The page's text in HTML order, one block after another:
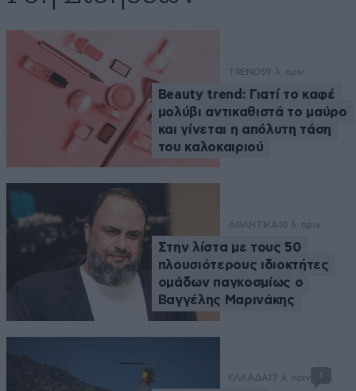
TRENDS9 λ. πριν
Beauty trend: Γιατί το καφέ
μολύβι αντικαθιστά το μαύρο
και γίνεται η απόλυτη τάση
του καλοκαιριού
ΑΘΛΗΤΙΚΑ 10 λ. πριν
Στην λίστα με τους 50
πλουσιότερους ιδιοκτήτες
ομάδων παγκοσμίως ο
Βαγγέλης Μαρινάκης
ΕΛΛΑΔΑ 17 λ. πριν 1